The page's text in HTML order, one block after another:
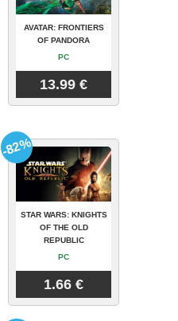
AVATAR: FRONTIERS
OF PANDORA
PC
13.99 €
STAR WARS: KNIGHTS
OF THE OLD
REPUBLIC
PC
1.66 €
-82%